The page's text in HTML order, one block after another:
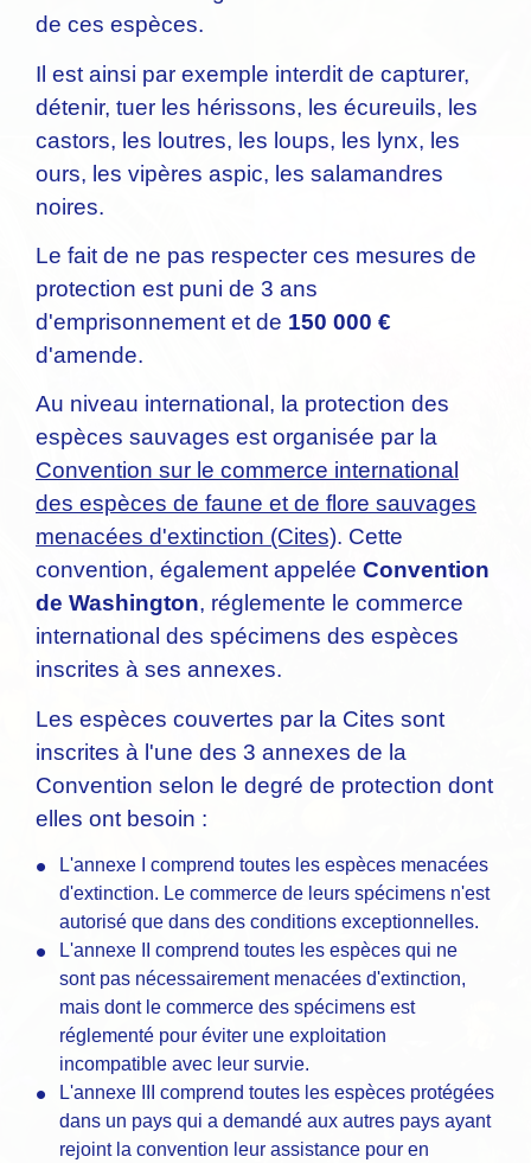
de ces espèces.
Il est ainsi par exemple interdit de capturer,
détenir, tuer les hérissons, les écureuils, les
castors, les loutres, les loups, les lynx, les
ours, les vipères aspic, les salamandres
noires.
Le fait de ne pas respecter ces mesures de
protection est puni de 3 ans
d'emprisonnement et de 150 000 €
d'amende.
Au niveau international, la protection des
espèces sauvages est organisée par la
Convention sur le commerce international
des espèces de faune et de flore sauvages
menacées d'extinction (Cites). Cette
convention, également appelée Convention
de Washington, réglemente le commerce
international des spécimens des espèces
inscrites à ses annexes.
Les espèces couvertes par la Cites sont
inscrites à l'une des 3 annexes de la
Convention selon le degré de protection dont
elles ont besoin :
L'annexe I comprend toutes les espèces menacées
d'extinction. Le commerce de leurs spécimens n'est
autorisé que dans des conditions exceptionnelles.
L'annexe II comprend toutes les espèces qui ne
sont pas nécessairement menacées d'extinction,
mais dont le commerce des spécimens est
réglementé pour éviter une exploitation
incompatible avec leur survie.
L'annexe III comprend toutes les espèces protégées
dans un pays qui a demandé aux autres pays ayant
rejoint la convention leur assistance pour en